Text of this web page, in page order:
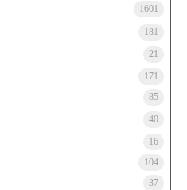
1601
181
21
171
85
40
16
104
37